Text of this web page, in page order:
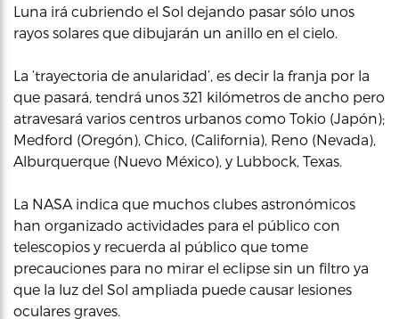
Luna irá cubriendo el Sol dejando pasar sólo unos
rayos solares que dibujarán un anillo en el cielo.
La ‘trayectoria de anularidad’, es decir la franja por la
que pasará, tendrá unos 321 kilómetros de ancho pero
atravesará varios centros urbanos como Tokio (Japón);
Medford (Oregón), Chico, (California), Reno (Nevada),
Alburquerque (Nuevo México), y Lubbock, Texas.
La NASA indica que muchos clubes astronómicos
han organizado actividades para el público con
telescopios y recuerda al público que tome
precauciones para no mirar el eclipse sin un filtro ya
que la luz del Sol ampliada puede causar lesiones
oculares graves.